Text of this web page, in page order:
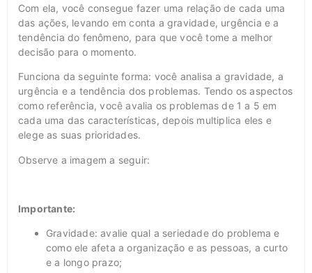
Com ela, você consegue fazer uma relação de cada uma
das ações, levando em conta a gravidade, urgência e a
tendência do fenômeno, para que você tome a melhor
decisão para o momento.
Funciona da seguinte forma: você analisa a gravidade, a
urgência e a tendência dos problemas. Tendo os aspectos
como referência, você avalia os problemas de 1 a 5 em
cada uma das características, depois multiplica eles e
elege as suas prioridades.
Observe a imagem a seguir:
Importante:
Gravidade: avalie qual a seriedade do problema e
como ele afeta a organização e as pessoas, a curto
e a longo prazo;